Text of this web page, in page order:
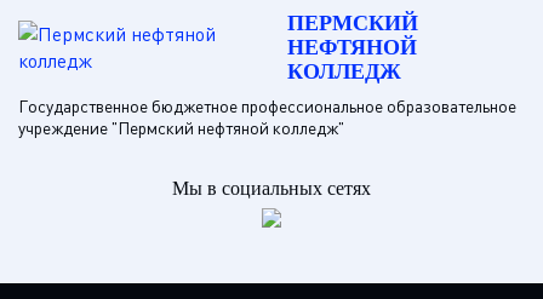
ПЕРМСКИЙ
НЕФТЯНОЙ
КОЛЛЕДЖ
Государственное бюджетное профессиональное образовательное
учреждение "Пермский нефтяной колледж"
Мы в социальных сетях